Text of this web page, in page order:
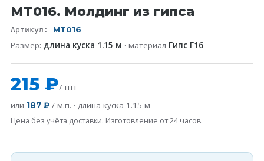
MT016. Молдинг из гипса
Артикул: MT016
Размер: длина куска 1.15 м · материал Гипс Г16
215 ₽/ шт
или 187 ₽ / м.п. · длина куска 1.15 м
Цена без учёта доставки. Изготовление от 24 часов.